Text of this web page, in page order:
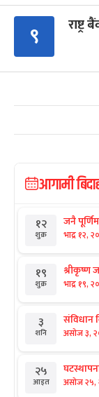
९
आगामी
१२
शुक्र
जनै
भाद्र १२,
१९
शुक्र
श्रीकृष्ण
भाद्र १९,
३
शनि
संविधान
असोज ३,
२५
आइत असोज २५,